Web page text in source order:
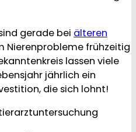
gerade bei älteren
Nierenprobleme frühzeitig
lassen viele
jährlich ein
die sich lohnt!